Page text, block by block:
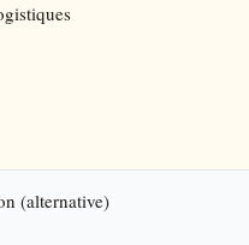
(alternative)